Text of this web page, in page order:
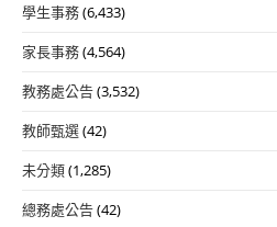
學生事務(6,433)
家長事務(4,564)
教務處公告(3,532)
教師甄選(42)
未分類(1,285)
總務處公告(42)